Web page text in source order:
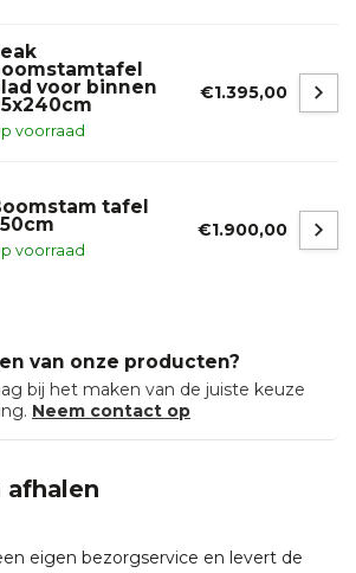
voor binnen
voorraad
€1.395,00
tafel
voorraad
€1.900,00
van onze producten?
bij het maken van de juiste keuze
Neem contact op
afhalen
eigen bezorgservice en levert de